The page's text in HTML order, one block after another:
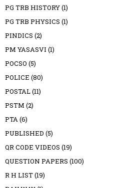
PG TRB HISTORY(1)
PG TRB PHYSICS (1)
PINDICS (2)
PM YASASVI (1)
POCSO (5)
POLICE (80)
POSTAL(11)
PSTM (2)
PTA(6)
PUBLISHED (5)
QR CODE VIDEOS (19)
QUESTION PAPERS (100)
R H LIST(19)